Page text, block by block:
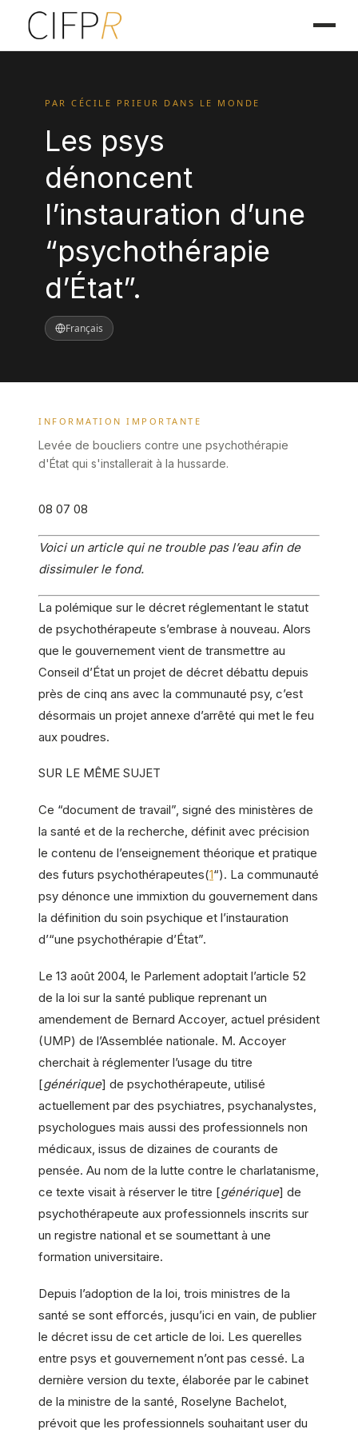
PAR CÉCILE PRIEUR DANS LE MONDE
Les psys
dénoncent
l’instauration d’une
“psychothérapie
d’État”.
Français
INFORMATION IMPORTANTE
Levée de boucliers contre une psychothérapie
d'État qui s'installerait à la hussarde.
08 07 08
Voici un article qui ne trouble pas l’eau afin de
dissimuler le fond.
La polémique sur le décret réglementant le statut
de psychothérapeute s’embrase à nouveau. Alors
que le gouvernement vient de transmettre au
Conseil d’État un projet de décret débattu depuis
près de cinq ans avec la communauté psy, c’est
désormais un projet annexe d’arrêté qui met le feu
aux poudres.
SUR LE MÊME SUJET
Ce “document de travail”, signé des ministères de
la santé et de la recherche, définit avec précision
le contenu de l’enseignement théorique et pratique
des futurs psychothérapeutes(1“). La communauté
psy dénonce une immixtion du gouvernement dans
la définition du soin psychique et l’instauration
d’“une psychothérapie d’État”.
Le 13 août 2004, le Parlement adoptait l’article 52
de la loi sur la santé publique reprenant un
amendement de Bernard Accoyer, actuel président
(UMP) de l’Assemblée nationale. M. Accoyer
cherchait à réglementer l’usage du titre
[générique] de psychothérapeute, utilisé
actuellement par des psychiatres, psychanalystes,
psychologues mais aussi des professionnels non
médicaux, issus de dizaines de courants de
pensée. Au nom de la lutte contre le charlatanisme,
ce texte visait à réserver le titre [générique] de
psychothérapeute aux professionnels inscrits sur
un registre national et se soumettant à une
formation universitaire.
Depuis l’adoption de la loi, trois ministres de la
santé se sont efforcés, jusqu’ici en vain, de publier
le décret issu de cet article de loi. Les querelles
entre psys et gouvernement n’ont pas cessé. La
dernière version du texte, élaborée par le cabinet
de la ministre de la santé, Roselyne Bachelot,
prévoit que les professionnels souhaitant user du